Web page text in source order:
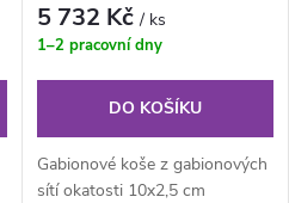
5 732 Kč/ ks
1–2 pracovní dny
DO KOŠÍKU
Gabionové koše z gabionových
sítí okatosti 10x2,5 cm